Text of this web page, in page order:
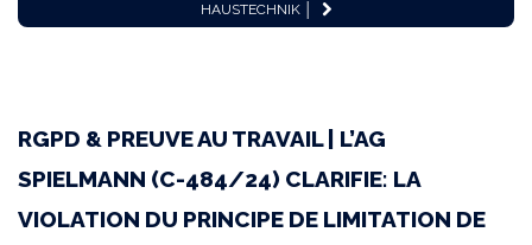
|
16
octobre
2025
HAUSTECHNIK │
RGPD & PREUVE AU TRAVAIL | L’AG
SPIELMANN (C-484/24) CLARIFIE: LA
VIOLATION DU PRINCIPE DE LIMITATION DE